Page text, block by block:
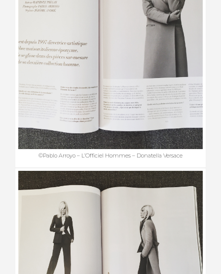
©Pablo Arroyo – L’Officiel Hommes – Donatella Versace